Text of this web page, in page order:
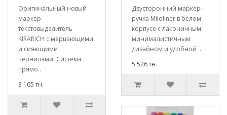
Оригинальный новый
маркер-
текстовыделитель
KIRARICH с мерцающими
и сияющими
чернилами. Система
прямо..
3 165 тн.
Двусторонний маркер-
ручка Mildliner в белом
корпусе с лаконичным
минималистичным
дизайном и удобной ..
5 526 тн.